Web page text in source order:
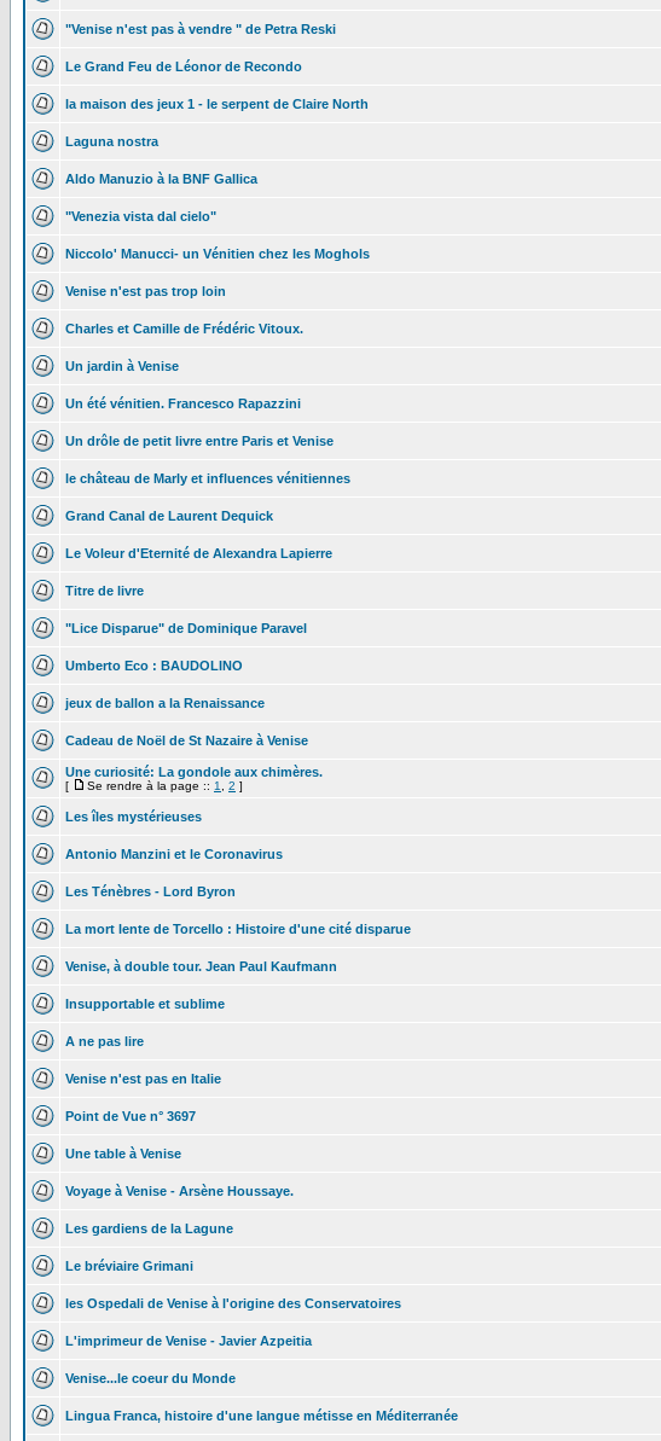
"Venise n'est pas à vendre " de Petra Reski
Le Grand Feu de Léonor de Recondo
la maison des jeux 1 - le serpent de Claire North
Laguna nostra
Aldo Manuzio à la BNF Gallica
"Venezia vista dal cielo"
Niccolo' Manucci- un Vénitien chez les Moghols
Venise n'est pas trop loin
Charles et Camille de Frédéric Vitoux.
Un jardin à Venise
Un été vénitien. Francesco Rapazzini
Un drôle de petit livre entre Paris et Venise
le château de Marly et influences vénitiennes
Grand Canal de Laurent Dequick
Le Voleur d'Eternité de Alexandra Lapierre
Titre de livre
"Lice Disparue" de Dominique Paravel
Umberto Eco : BAUDOLINO
jeux de ballon a la Renaissance
Cadeau de Noël de St Nazaire à Venise
Une curiosité: La gondole aux chimères.
[ Se rendre à la page :: 1 2 ]
Les îles mystérieuses
Antonio Manzini et le Coronavirus
Les Ténèbres - Lord Byron
La mort lente de Torcello : Histoire d'une cité disparue
Venise, à double tour. Jean Paul Kaufmann
Insupportable et sublime
A ne pas lire
Venise n'est pas en Italie
Point de Vue n° 3697
Une table à Venise
Voyage à Venise - Arsène Houssaye.
Les gardiens de la Lagune
Le bréviaire Grimani
les Ospedali de Venise à l'origine des Conservatoires
L'imprimeur de Venise - Javier Azpeitia
Venise...le coeur du Monde
Lingua Franca, histoire d'une langue métisse en Méditerranée